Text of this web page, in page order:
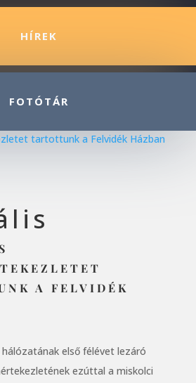
HÍREK
FOTÓTÁR
A FELVIDÉK
első félévet lezáró
ezúttal a miskolci